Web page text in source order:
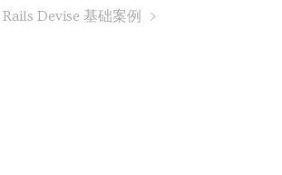
Rails Devise 基础案例